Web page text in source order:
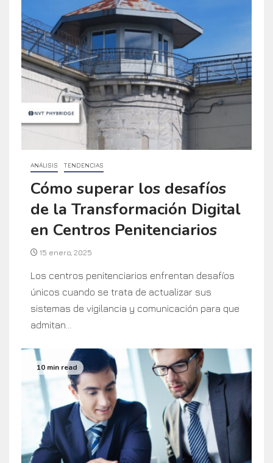
ANÁLISIS TENDENCIAS
Cómo superar los desafíos
de la Transformación Digital
en Centros Penitenciarios
15 enero, 2025
Los centros penitenciarios enfrentan desafíos
únicos cuando se trata de actualizar sus
sistemas de vigilancia y comunicación para que
admitan...
10 min read